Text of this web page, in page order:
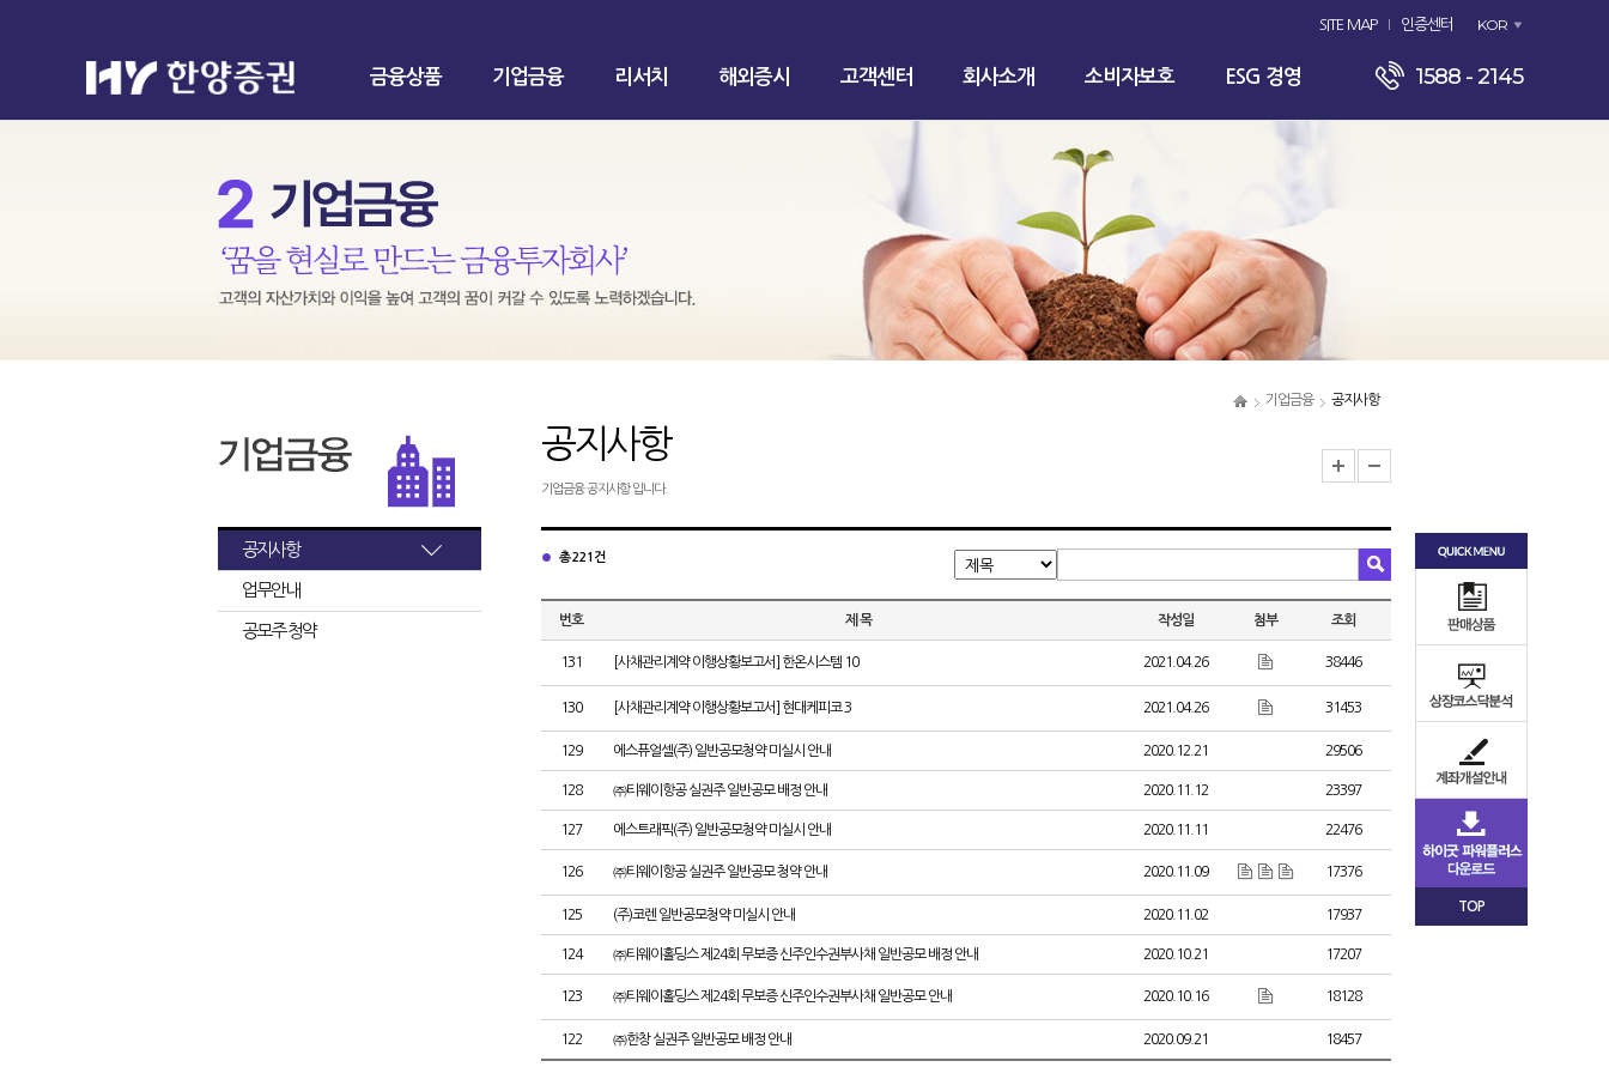
SITE MAP 인증센터 KOR
금융상품 기업금융 리서치 해외증시 고객센터 회사소개 소비자보호 ESG 경영 1588 - 2145
기업금융 공지사항
공지사항
업무안내
공모주 청약
공지사항
기업금융 공지사항 입니다.
총 221건
번호 제 목 작성일 첨부 조회
131 [사채관리계약 이행상황보고서] 한온시스템 10 2021.04.26 38446
130 [사채관리계약 이행상황보고서] 현대케피코 3 2021.04.26 31453
129 에스퓨얼셀(주) 일반공모청약 미실시 안내 2020.12.21 29506
128 ㈜티웨이항공 실권주 일반공모 배정 안내 2020.11.12 23397
127 에스트래픽(주) 일반공모청약 미실시 안내 2020.11.11 22476
126 ㈜티웨이항공 실권주 일반공모 청약 안내 2020.11.09 17376
125 (주)코렌 일반공모청약 미실시 안내 2020.11.02 17937
124 ㈜티웨이홀딩스 제24회 무보증 신주인수권부사채 일반공모 배정 안내 2020.10.21 17207
123 ㈜티웨이홀딩스 제24회 무보증 신주인수권부사채 일반공모 안내 2020.10.16 18128
122 ㈜한창 실권주 일반공모 배정 안내 2020.09.21 18457
TOP